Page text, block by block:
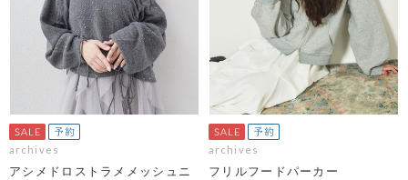
archives
アシメドロストラメメッシュニ
archives
フリルフードパーカー